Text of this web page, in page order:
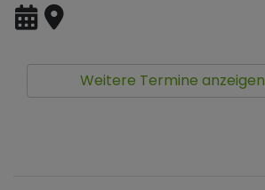
Weitere Termine anzeigen